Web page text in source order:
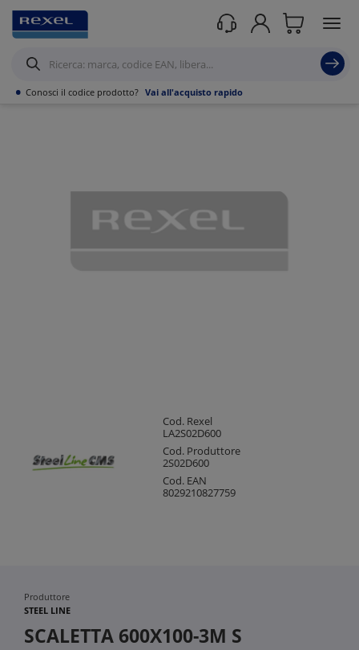
• Conosci il codice prodotto? Vai all'acquisto rapido
Prodotti /Canalizzazioni Canaline Passacavi Industriali in Metallo/Curve,
Derivazioni e accessori per Canale forato
Cod. Rexel
LA2S02D600
Cod. Produttore
2S02D600
Cod. EAN
8029210827759
Produttore
STEEL LINE
SCALETTA 600X100-3M S